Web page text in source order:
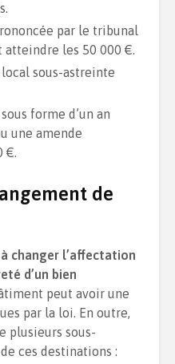
par le tribunal
les 50 000 €.
sous-astreinte
forme d’un an
une amende
€.
de
changer l’affectation
d’un bien
peut avoir une
par la loi. En outre,
plusieurs sous-
ces destinations :